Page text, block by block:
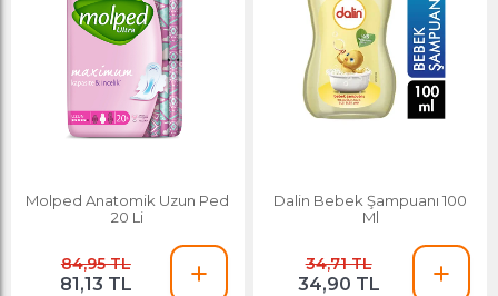
Molped Anatomik Uzun Ped
20 Li
84,95 TL
81,13 TL
Dalin Bebek Şampuanı 100
Ml
34,71 TL
34,90 TL